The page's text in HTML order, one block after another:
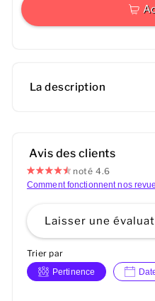
La description
Avis des clients
noté 4.6
Comment fonctionnent nos
Laisser une
Trier par
Pertinence